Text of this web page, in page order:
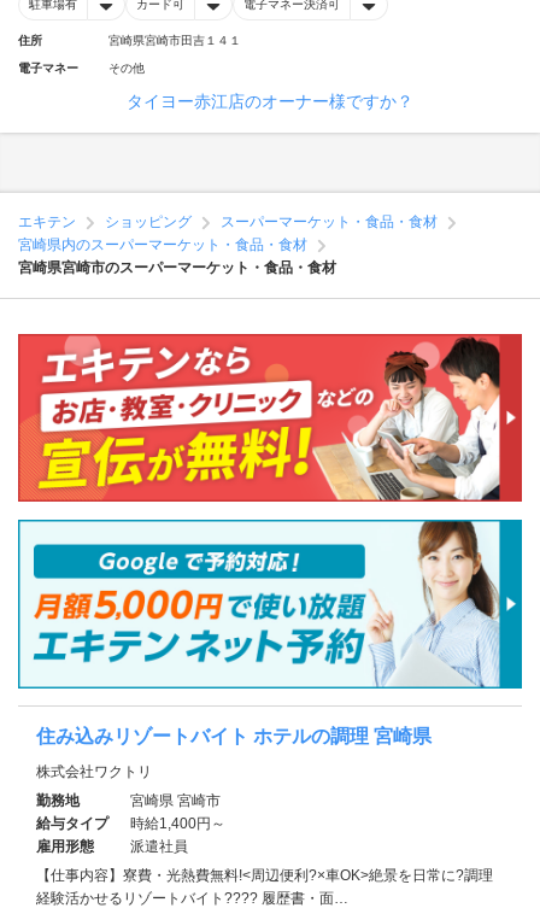
駐車場有 カード可 電子マネー決済可
住所 宮崎県宮崎市田吉１４１
電子マネー その他
タイヨー赤江店のオーナー様ですか？
エキテン ショッピング
スーパーマーケット・食品・食材
宮崎県内のスーパーマーケット・食品・食材
宮崎県宮崎市のスーパーマーケット・食品・食材
住み込みリゾートバイト ホテルの調理 宮崎県
株式会社ワクトリ
勤務地
宮崎県 宮崎市
給与タイプ
時給1,400円～
雇用形態
派遣社員
【仕事内容】寮費・光熱費無料!<周辺便利?×車OK>絶景を日常に?調理
経験活かせるリゾートバイト???? 履歴書・面…